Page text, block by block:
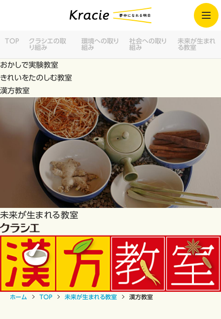
TOP
クラシエの取
り組み
環境への取り
組み
社会への取り
組み
未来が生まれ
る教室
おかしで実験教室
きれいをたのしむ教室
漢方教室
未来が生まれる教室
ホーム TOP 未来が生まれる教室 漢方教室